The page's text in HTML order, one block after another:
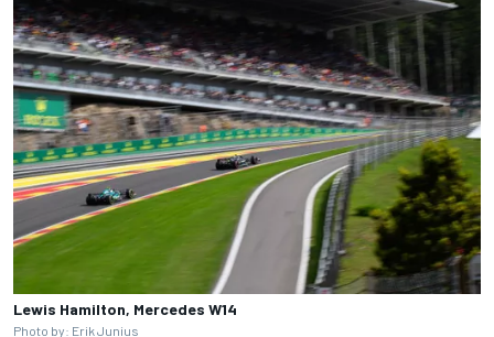
Lewis Hamilton, Mercedes W14
Photo by: Erik Junius